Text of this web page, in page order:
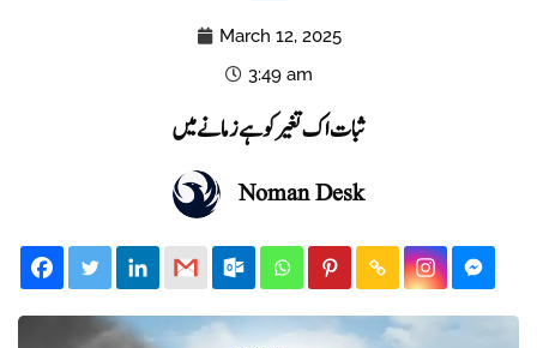
March 12, 2025
3:49 am
ثبات اک تغیر کو ہے زمانے میں
Noman Desk